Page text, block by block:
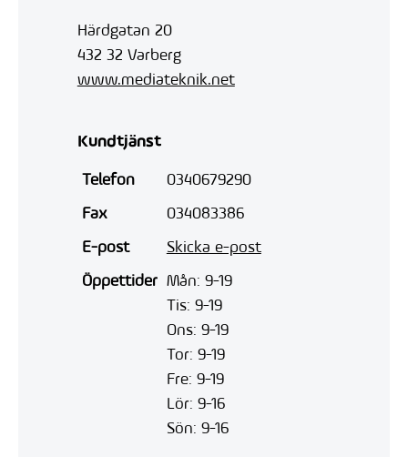
Härdgatan 20
432 32 Varberg
www.mediateknik.net
Kundtjänst
Telefon
0340679290
Fax
034083386
E-post
Skicka e-post
Öppettider Mån: 9-19
Tis: 9-19
Ons: 9-19
Tor: 9-19
Fre: 9-19
Lör: 9-16
Sön: 9-16